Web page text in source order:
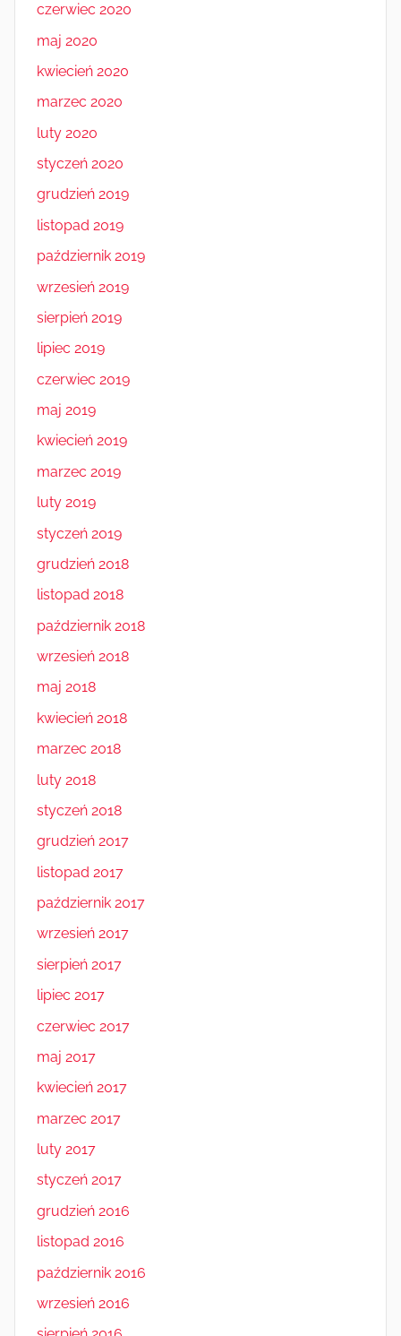
czerwiec 2020
maj 2020
kwiecień 2020
marzec 2020
luty 2020
styczeń 2020
grudzień 2019
listopad 2019
październik 2019
wrzesień 2019
sierpień 2019
lipiec 2019
czerwiec 2019
maj 2019
kwiecień 2019
marzec 2019
luty 2019
styczeń 2019
grudzień 2018
listopad 2018
październik 2018
wrzesień 2018
maj 2018
kwiecień 2018
marzec 2018
luty 2018
styczeń 2018
grudzień 2017
listopad 2017
październik 2017
wrzesień 2017
sierpień 2017
lipiec 2017
czerwiec 2017
maj 2017
kwiecień 2017
marzec 2017
luty 2017
styczeń 2017
grudzień 2016
listopad 2016
październik 2016
wrzesień 2016